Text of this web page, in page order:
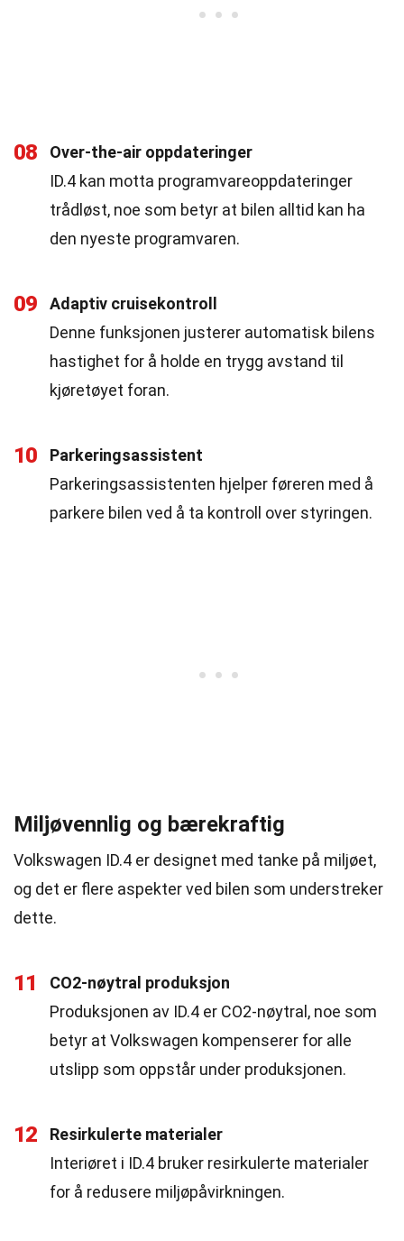
08
Over-the-air oppdateringer
ID.4 kan motta programvareoppdateringer
trådløst, noe som betyr at bilen alltid kan ha
den nyeste programvaren.
09
Adaptiv cruisekontroll
Denne funksjonen justerer automatisk bilens
hastighet for å holde en trygg avstand til
kjøretøyet foran.
10
Parkeringsassistent
Parkeringsassistenten hjelper føreren med å
parkere bilen ved å ta kontroll over styringen.
Miljøvennlig og bærekraftig
Volkswagen ID.4 er designet med tanke på miljøet,
og det er flere aspekter ved bilen som understreker
dette.
11
CO2-nøytral produksjon
Produksjonen av ID.4 er CO2-nøytral, noe som
betyr at Volkswagen kompenserer for alle
utslipp som oppstår under produksjonen.
12
Resirkulerte materialer
Interiøret i ID.4 bruker resirkulerte materialer
for å redusere miljøpåvirkningen.